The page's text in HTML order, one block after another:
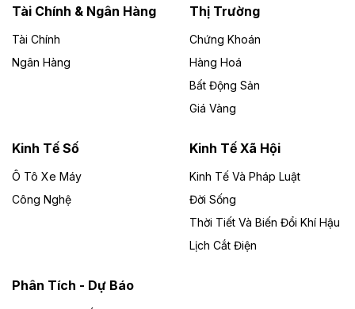
Lai
Bốn doanh nghiệp có sự góp vốn của Công ty Cổ
phần Tập đoàn Đức Long Gia Lai (HoSE: DLG) được
Gia Lai với tổng vốn hơn 4.750 tỷ đồng.
Đồng Nai cho thuê gần 59 ha đất làm khu
công nghiệp ở Long Thành
UBND TP Đồng Nai cho Công ty Amata thuê gần 59 ha
đất để đầu tư khu công nghiệp công nghệ cao Long
Đề xuất hỗ trợ 20.000 tỷ đồng làm cao tốc
Tài Chính & Ngân Hàng
Tài Chính
Ngân Hàng
Thị Trường
Chứng Khoán
Hàng Hoá
Bất Động Sản
Giá Vàng
Kinh Tế Số
Ô Tô Xe Máy
Công Nghệ
Kinh Tế Xã Hội
Kinh Tế Và Pháp Luật
Đời Sống
Thời Tiết Và Biến Đổi Khí Hậu
Lịch Cắt Điện
Phân Tích - Dự Báo